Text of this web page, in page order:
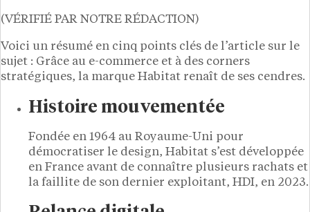
(VÉRIFIÉ PAR NOTRE RÉDACTION)
Voici un résumé en cinq points clés de l’article sur le
sujet : Grâce au e-commerce et à des corners
stratégiques, la marque Habitat renaît de ses cendres.
Histoire mouvementée
Fondée en 1964 au Royaume-Uni pour
démocratiser le design, Habitat s’est développée
en France avant de connaître plusieurs rachats et
la faillite de son dernier exploitant, HDI, en 2023.